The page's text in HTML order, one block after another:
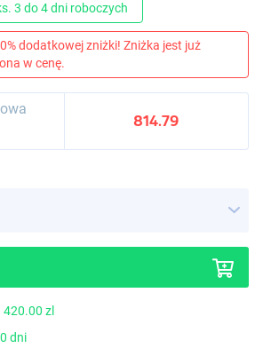
1-Osobowy
3 do 4 dni roboczych
dodatkowej zniżki! Zniżka jest już
w cenę.
814.79
420.00 zl
dni